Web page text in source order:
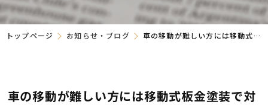
トップページ お知らせ・ブログ 車の移動が難しい方には移動式板金塗装で対応！
車の移動が難しい方には移動式板金塗装で対